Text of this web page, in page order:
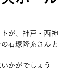
が、神戸・西神
石塚隆充さんと
かがでしょう